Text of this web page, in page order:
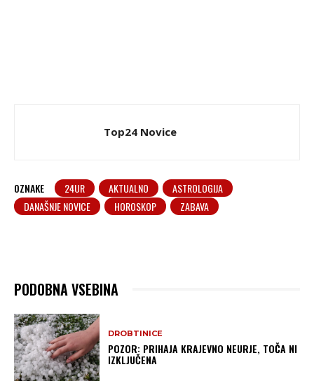
Top24 Novice
OZNAKE 24UR AKTUALNO
ASTROLOGIJA
DANAŠNJE NOVICE
HOROSKOP ZABAVA
PODOBNA VSEBINA
DROBTINICE
POZOR: PRIHAJA KRAJEVNO NEURJE, TOČA NI
IZKLJUČENA